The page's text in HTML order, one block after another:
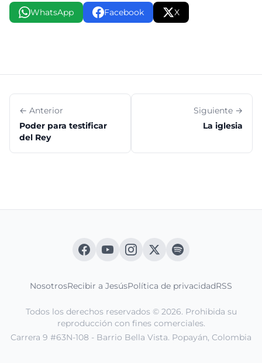
WhatsApp Facebook X
← Anterior
Poder para testificar
del Rey
Siguiente →
La iglesia
NosotrosRecibir a JesúsPolítica de privacidadRSS
Todos los derechos reservados © 2026. Prohibida su
reproducción con fines comerciales.
Carrera 9 #63N-108 - Barrio Bella Vista. Popayán, Colombia